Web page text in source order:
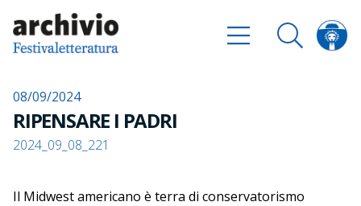
08/09/2024
RIPENSARE I PADRI
2024_09_08_221
Il Midwest americano è terra di conservatorismo